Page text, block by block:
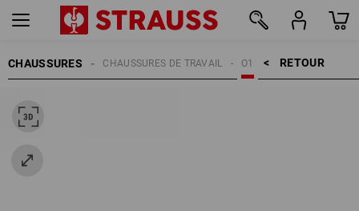
CHAUSSURES RETOUR    >
O1
CHAUSSURES DE TRAVAIL